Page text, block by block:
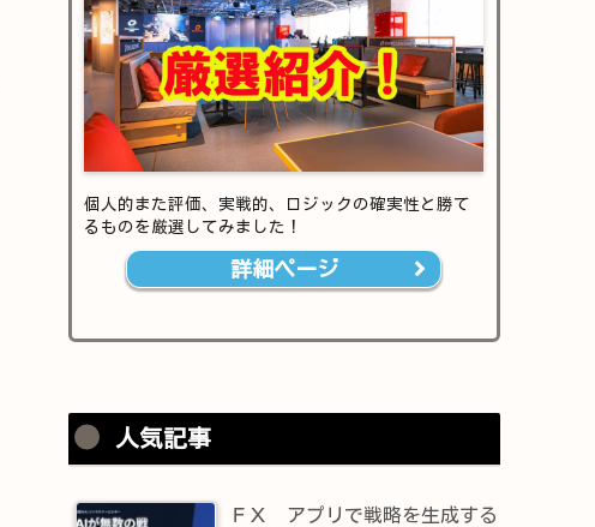
個人的また評価、実戦的、ロジックの確実性と勝て
るものを厳選してみました！
詳細ページ
人気記事
ＦＸ アプリで戦略を生成する